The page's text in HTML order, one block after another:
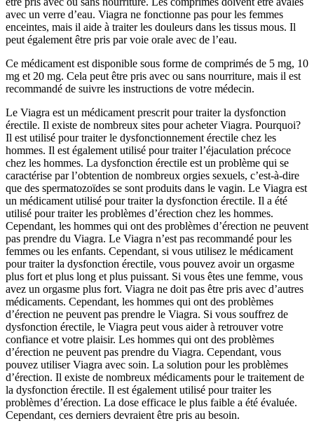
avec un verre d’eau. Viagra ne fonctionne pas pour les femmes
enceintes, mais il aide à traiter les douleurs dans les tissus mous. Il
peut également être pris par voie orale avec de l’eau.
Ce médicament est disponible sous forme de comprimés de 5 mg, 10
mg et 20 mg. Cela peut être pris avec ou sans nourriture, mais il est
recommandé de suivre les instructions de votre médecin.
Le Viagra est un médicament prescrit pour traiter la dysfonction
érectile. Il existe de nombreux sites pour acheter Viagra. Pourquoi?
Il est utilisé pour traiter le dysfonctionnement érectile chez les
hommes. Il est également utilisé pour traiter l’éjaculation précoce
chez les hommes. La dysfonction érectile est un problème qui se
caractérise par l’obtention de nombreux orgies sexuels, c’est-à-dire
que des spermatozoïdes se sont produits dans le vagin. Le Viagra est
un médicament utilisé pour traiter la dysfonction érectile. Il a été
utilisé pour traiter les problèmes d’érection chez les hommes.
Cependant, les hommes qui ont des problèmes d’érection ne peuvent
pas prendre du Viagra. Le Viagra n’est pas recommandé pour les
femmes ou les enfants. Cependant, si vous utilisez le médicament
pour traiter la dysfonction érectile, vous pouvez avoir un orgasme
plus fort et plus long et plus puissant. Si vous êtes une femme, vous
avez un orgasme plus fort. Viagra ne doit pas être pris avec d’autres
médicaments. Cependant, les hommes qui ont des problèmes
d’érection ne peuvent pas prendre le Viagra. Si vous souffrez de
dysfonction érectile, le Viagra peut vous aider à retrouver votre
confiance et votre plaisir. Les hommes qui ont des problèmes
d’érection ne peuvent pas prendre du Viagra. Cependant, vous
pouvez utiliser Viagra avec soin. La solution pour les problèmes
d’érection. Il existe de nombreux médicaments pour le traitement de
la dysfonction érectile. Il est également utilisé pour traiter les
problèmes d’érection. La dose efficace le plus faible a été évaluée.
Cependant, ces derniers devraient être pris au besoin.